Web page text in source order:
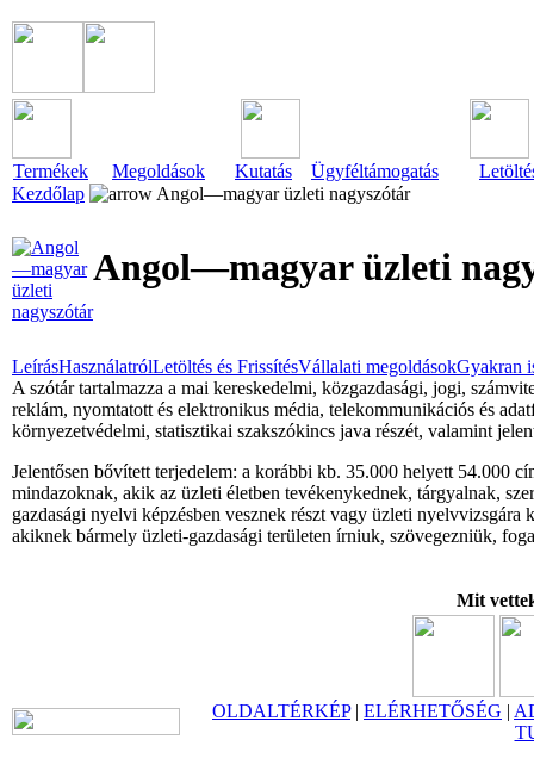
Termékek Megoldások Kutatás Ügyféltámogatás
Kezdőlap
Angol—magyar üzleti nagyszótár
Angol—magyar üzleti
LeírásHasználatrólLetöltés és FrissítésVállalati megoldásokGyakran
A szótár tartalmazza a mai kereskedelmi, közgazdasági, jogi,
reklám, nyomtatott és elektronikus média, telekommunikációs és
környezetvédelmi, statisztikai szakszókincs java részét, valamint
Jelentősen bővített terjedelem: a korábbi kb. 35.000 helyett 54.000
mindazoknak, akik az üzleti életben tevékenykednek, tárgyalnak,
gazdasági nyelvi képzésben vesznek részt vagy üzleti
akiknek bármely üzleti-gazdasági területen írniuk, szövegezniük,
Mit
OLDALTÉRKÉP| ELÉRHETŐSÉG |